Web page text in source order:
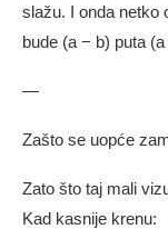
slažu. I onda netko
bude (a − b) puta (a
—
Zašto se uopće
Zato što taj mali
Kad kasnije krenu: